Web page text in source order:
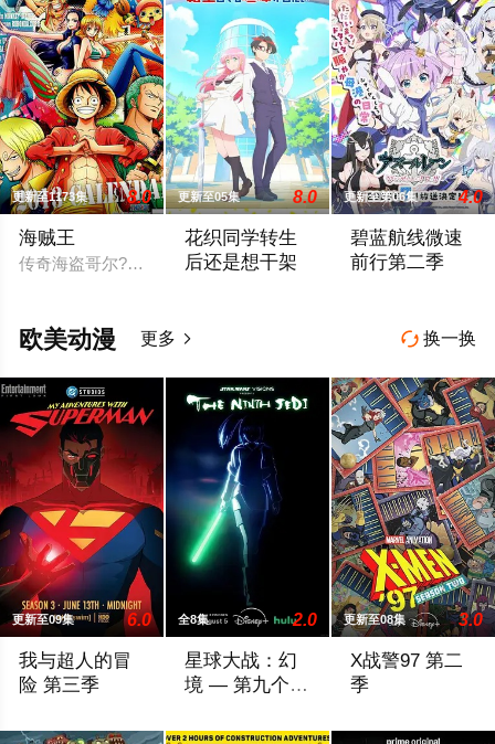
更新至1173集 8.0
海贼王
传奇海盗哥尔?D?罗杰在临死前曾留下关于其毕生的财富“One
更新至05集 8.0
花织同学转生
后还是想干架
更新至第06集 4.0
碧蓝航线微速
前行第二季
 换一换
欧美动漫 更多 
更新至09集 6.0
我与超人的冒
险 第三季
全8集 2.0
星球大战：幻
境 — 第九个绝
更新至08集 3.0
X战警97 第二
季